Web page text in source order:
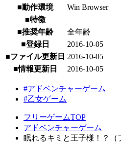
■動作環境
Win Browser
■特徴
■推奨年齢
全年齢
■登録日
2016-10-05
■ファイル更新日 2016-10-05
■情報更新日
2016-10-05
#アドベンチャーゲーム
#乙女ゲーム
フリーゲームTOP
アドベンチャーゲーム
眠れるキミと王子様！？（